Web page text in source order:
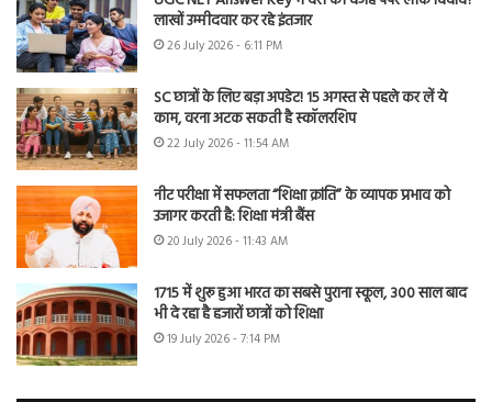
लाखों उम्मीदवार कर रहे इंतजार
26 July 2026 - 6:11 PM
SC छात्रों के लिए बड़ा अपडेट! 15 अगस्त से पहले कर लें ये
काम, वरना अटक सकती है स्कॉलरशिप
22 July 2026 - 11:54 AM
नीट परीक्षा में सफलता “शिक्षा क्रांति” के व्यापक प्रभाव को
उजागर करती है: शिक्षा मंत्री बैंस
20 July 2026 - 11:43 AM
1715 में शुरू हुआ भारत का सबसे पुराना स्कूल, 300 साल बाद
भी दे रहा है हजारों छात्रों को शिक्षा
19 July 2026 - 7:14 PM